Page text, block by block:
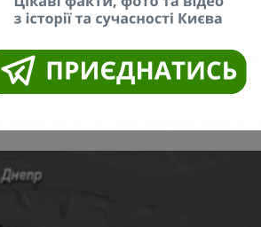
Києва нагадує повернуте в профіль
ця гіпотеза підтвердилася.
братами й сестрою заснував наше місто.